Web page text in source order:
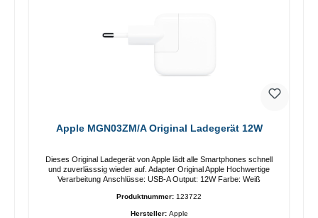
Apple MGN03ZM/A Original Ladegerät 12W
Dieses Original Ladegerät von Apple lädt alle Smartphones schnell
und zuverlässsig wieder auf. Adapter Original Apple Hochwertige
Verarbeitung Anschlüsse: USB-A Output: 12W Farbe: Weiß
Produktnummer: 123722
Hersteller: Apple